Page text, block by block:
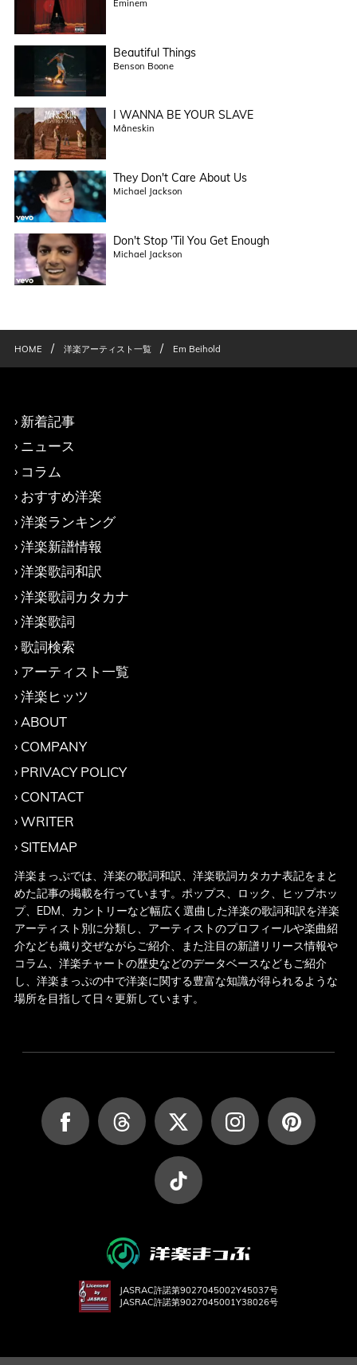
Eminem
Beautiful Things
Benson Boone
I WANNA BE YOUR SLAVE
Måneskin
They Don't Care About Us
Michael Jackson
Don't Stop 'Til You Get Enough
Michael Jackson
HOME / 洋楽アーティスト一覧 / Em Beihold
新着記事
ニュース
コラム
おすすめ洋楽
洋楽ランキング
洋楽新譜情報
洋楽歌詞和訳
洋楽歌詞カタカナ
洋楽歌詞
歌詞検索
アーティスト一覧
洋楽ヒッツ
ABOUT
COMPANY
PRIVACY POLICY
CONTACT
WRITER
SITEMAP
洋楽まっぷでは、洋楽の歌詞和訳、洋楽歌詞カタカナ表記をまと
めた記事の掲載を行っています。ポップス、ロック、ヒップホッ
プ、EDM、カントリーなど幅広く選曲した洋楽の歌詞和訳を洋楽
アーティスト別に分類し、アーティストのプロフィールや楽曲紹
介なども織り交ぜながらご紹介、また注目の新譜リリース情報や
コラム、洋楽チャートの歴史などのデータベースなどもご紹介
し、洋楽まっぷの中で洋楽に関する豊富な知識が得られるような
場所を目指して日々更新しています。
JASRAC許諾第9027045002Y45037号
JASRAC許諾第9027045001Y38026号